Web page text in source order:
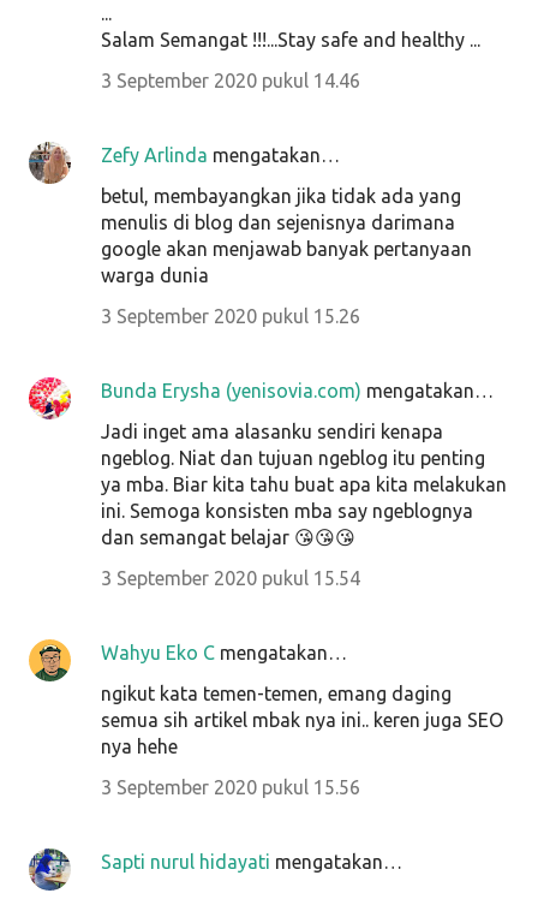
...
Salam Semangat !!!...Stay safe and healthy ...
3 September 2020 pukul 14.46
Zefy Arlinda mengatakan…
betul, membayangkan jika tidak ada yang
menulis di blog dan sejenisnya darimana
google akan menjawab banyak pertanyaan
warga dunia
3 September 2020 pukul 15.26
Bunda Erysha (yenisovia.com) mengatakan…
Jadi inget ama alasanku sendiri kenapa
ngeblog. Niat dan tujuan ngeblog itu penting
ya mba. Biar kita tahu buat apa kita melakukan
ini. Semoga konsisten mba say ngeblognya
dan semangat belajar 😘😘😘
3 September 2020 pukul 15.54
Wahyu Eko C mengatakan…
ngikut kata temen-temen, emang daging
semua sih artikel mbak nya ini.. keren juga SEO
nya hehe
3 September 2020 pukul 15.56
Sapti nurul hidayati mengatakan…